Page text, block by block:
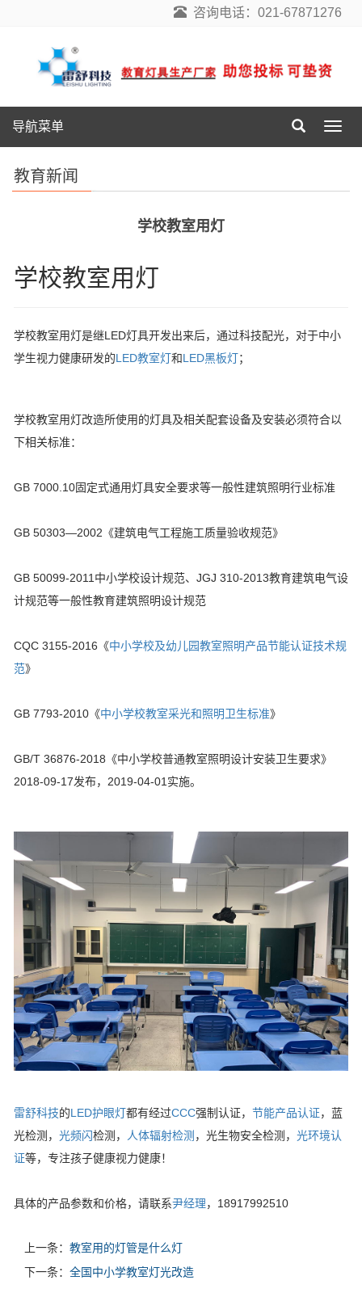
咨询电话：021-67871276
导
航
导航菜单
教育新闻
学校教室用灯
学校教室用灯
学校教室用灯是继LED灯具开发出来后，通过科技配光，对于中小
学生视力健康研发的LED教室灯和LED黑板灯；
学校教室用灯改造所使用的灯具及相关配套设备及安装必须符合以
下相关标准：
GB 7000.10固定式通用灯具安全要求等一般性建筑照明行业标准
GB 50303—2002《建筑电气工程施工质量验收规范》
GB 50099-2011中小学校设计规范、JGJ 310-2013教育建筑电气设
计规范等一般性教育建筑照明设计规范
CQC 3155-2016《中小学校及幼儿园教室照明产品节能认证技术规
范》
GB 7793-2010《中小学校教室采光和照明卫生标准》
GB/T 36876-2018《中小学校普通教室照明设计安装卫生要求》
2018-09-17发布，2019-04-01实施。
雷舒科技的LED护眼灯都有经过CCC强制认证， 节能产品认证，蓝
光检测， 光频闪检测， 人体辐射检测 ，光生物安全检测， 光环境认
证等，专注孩子健康视力健康！
具体的产品参数和价格，请联系尹经理，18917992510
上一条： 教室用的灯管是什么灯
下一条： 全国中小学教室灯光改造